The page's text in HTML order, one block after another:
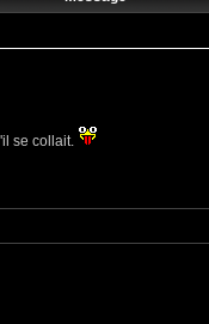
se collait.